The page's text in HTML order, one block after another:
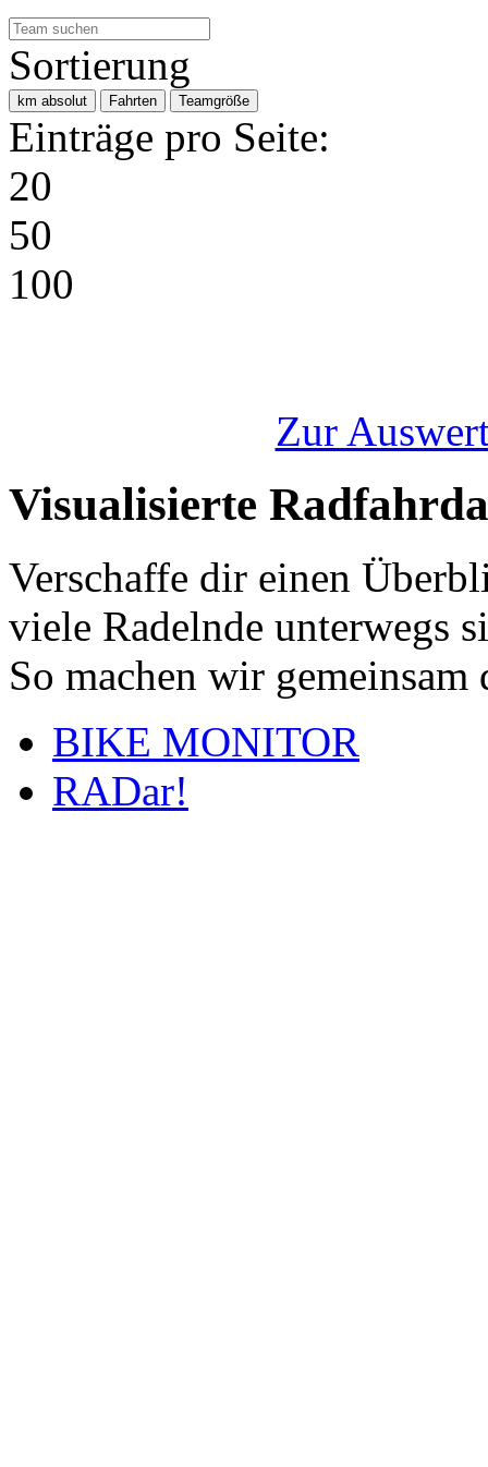
Sortierung
km absolut Fahrten Teamgröße
Einträge pro Seite:
20
50
100
Zur
Visualisierte
Verschaffe dir einen
viele Radelnde unterwegs
So machen wir
BIKE MONITOR
RADar!